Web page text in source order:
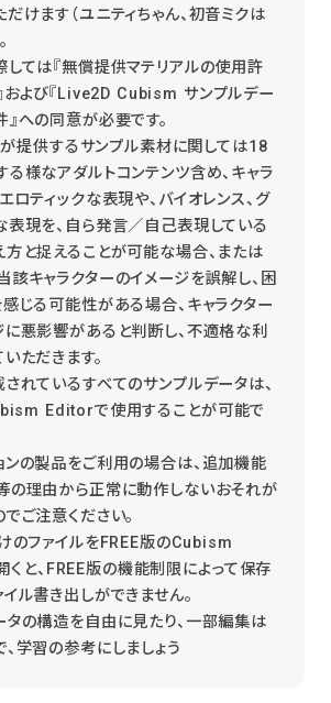
だけます（ユニティちゃん、初音ミクは
しては『無償提供マテリアルの使用許
および『Live2D Cubism サンプルデー
への同意が必要です。
提供するサンプル素材に関しては18
る様なアダルトコンテンツ含め、キャラ
ロティックな表現や、バイオレンス、グ
表現を、自ら発言／自己表現している
方と捉えることが可能な場合、または
該キャラクターのイメージを誤解し、困
感じる可能性がある場合、キャラクター
に悪影響があると判断し、不適格な利
ただきます。
されているすべてのサンプルデータは、
Editorで使用することが可能で
ンの製品をご利用の場合は、追加機能
の理由から正常に動作しないおそれが
ご注意ください。
のファイルをFREE版のCubism
と、FREE版の機能制限によって保存
イル書き出しができません。
タの構造を自由に見たり、一部編集は
、学習の参考にしましょう